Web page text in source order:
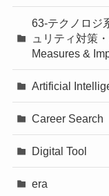
63-テクノロジ
ュリティ対策
Measures &
Artificial
Career Search
Digital Tool
era